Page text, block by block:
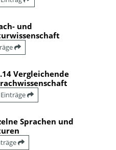
und
Vergleichende
Sprachen und